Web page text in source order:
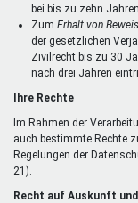
bei bis zu zehn
Zum Erhalt von
der gesetzlichen
Zivilrecht bis zu 30
nach drei Jahren
Ihre Rechte
Im Rahmen der
auch bestimmte Rechte
Regelungen der
21).
Recht auf Auskunft